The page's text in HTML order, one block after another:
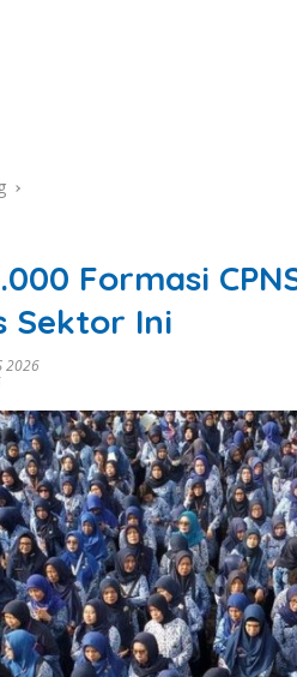
Formasi
Sektor Ini
2026